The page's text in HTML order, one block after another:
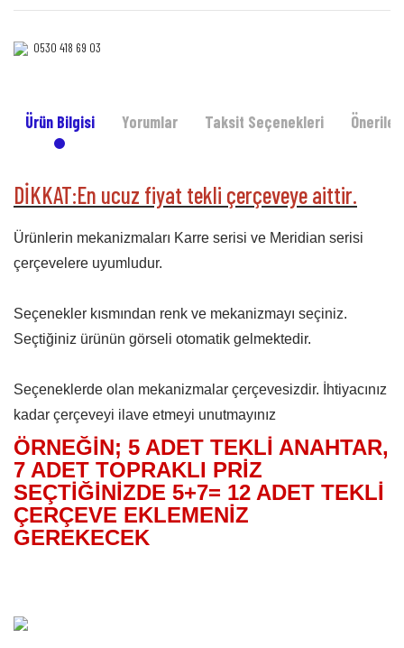
0530 418 69 03‎‎
Ürün Bilgisi Yorumlar Taksit Seçenekleri
DİKKAT:En ucuz fiyat tekli çerçeveye aittir.
Ürünlerin mekanizmaları Karre serisi ve Meridian serisi
çerçevelere uyumludur.
Seçenekler kısmından renk ve mekanizmayı seçiniz.
Seçtiğiniz ürünün görseli otomatik gelmektedir.
Seçeneklerde olan mekanizmalar çerçevesizdir. İhtiyacınız
kadar çerçeveyi ilave etmeyi unutmayınız
ÖRNEĞİN; 5 ADET TEKLİ ANAHTAR,
7 ADET TOPRAKLI PRİZ
SEÇTİĞİNİZDE 5+7= 12 ADET TEKLİ
ÇERÇEVE EKLEMENİZ
GEREKECEK